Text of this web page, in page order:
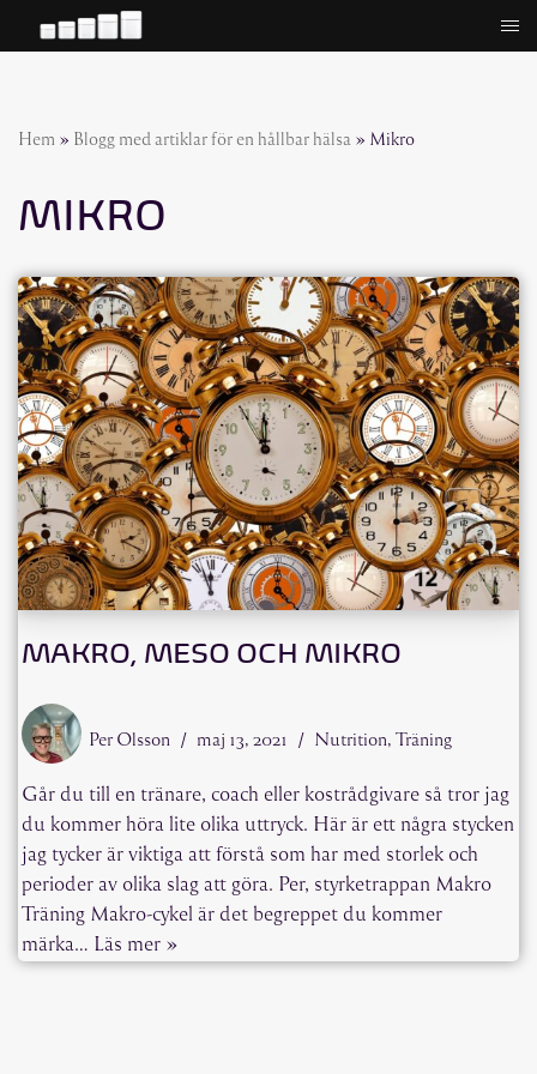
Hem » Blogg med artiklar för en hållbar hälsa » Mikro
MIKRO
MAKRO, MESO OCH MIKRO
Per Olsson maj 13, 2021 Nutrition, Träning
Går du till en tränare, coach eller kostrådgivare så tror jag
du kommer höra lite olika uttryck. Här är ett några stycken
jag tycker är viktiga att förstå som har med storlek och
perioder av olika slag att göra. Per, styrketrappan Makro
Träning Makro-cykel är det begreppet du kommer
märka… Läs mer »